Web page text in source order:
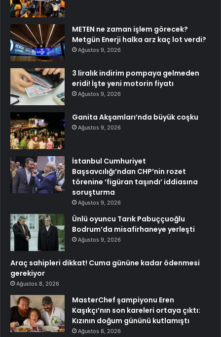
METEN ne zaman işlem görecek?
Metgün Enerji halka arz kaç lot verdi?
Ağustos 9, 2026
3 liralık indirim pompaya gelmeden
eridi! İşte yeni motorin fiyatı
Ağustos 9, 2026
Ganita Akşamları’nda büyük coşku
Ağustos 9, 2026
İstanbul Cumhuriyet
Başsavcılığı’ndan CHP’nin rozet
törenine ‘figüran taşındı’ iddiasına
soruşturma
Ağustos 9, 2026
Ünlü oyuncu Tarık Pabuççuoğlu
Bodrum’da misafirhaneye yerleşti
Ağustos 9, 2026
Araç sahipleri dikkat! Cuma gününe kadar ödenmesi
gerekiyor
Ağustos 8, 2026
MasterChef şampiyonu Eren
Kaşıkçı’nın son kareleri ortaya çıktı:
Kızının doğum gününü kutlamıştı
Ağustos 8, 2026